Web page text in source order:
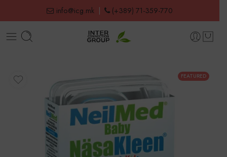
info@icg.mk | (+389) 71-359-770
FEATURED